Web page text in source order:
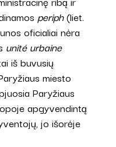
periph(liet.
oficialiai nėra
unité urbaine
iš buvusių
miesto
Paryžiaus
apgyvendintą
jo išorėje